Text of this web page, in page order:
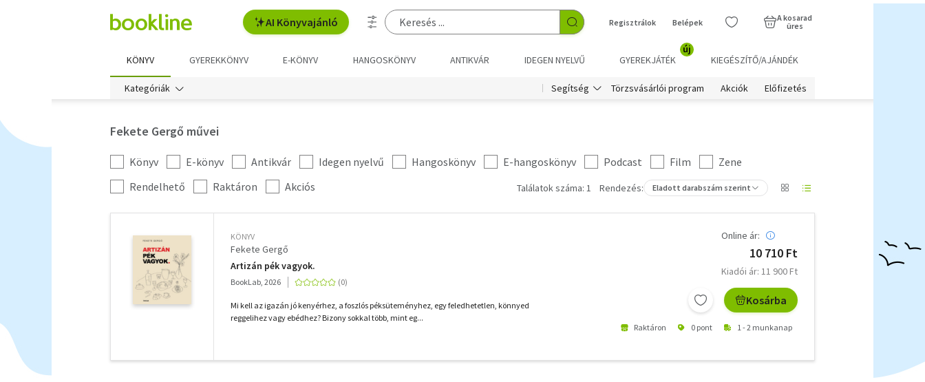
AI Könyvajánló Regisztrálok Belépek
A kosarad
üres
KÖNYV GYEREKKÖNYV E-KÖNYV HANGOSKÖNYV ANTIKVÁR IDEGEN NYELVŰ GYEREKJÁTÉK
új
KIEGÉSZÍTŐ/AJÁNDÉK
Kategóriák Segítség Törzsvásárlói program Akciók Előfizetés
Fekete Gergő művei
Kategória
szűrés
Könyv E-könyv Antikvár Idegen nyelvű Hangoskönyv E-hangoskönyv Podcast Film
Zene
További
szűrők
Rendelhető Raktáron Akciós Találatok száma: 1 Rendezés: Eladott darabszám szerint
KÖNYV
Fekete Gergő
Artizán pék vagyok.
BookLab, 2026
Mi kell az igazán jó kenyérhez, a foszlós péksüteményhez, egy feledhetetlen, könnyed
reggelihez vagy ebédhez? Bizony sokkal több, mint eg...
Online ár:
10 710 Ft
Kiadói ár: 11 900 Ft
Kosárba
Raktáron 0 pont 1 - 2 munkanap